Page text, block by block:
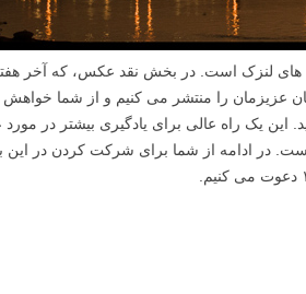
لنزک است. در بخش نقد عکس، که آخر
عزیزمان را منتشر می کنیم و از شما خواهش
این یک راه عالی برای یادگیری بیشتر در
در ادامه از شما برای شرکت کردن در